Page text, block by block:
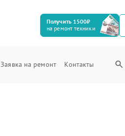
Получить 1500₽
на ремонт техники
Заявка на ремонт Контакты